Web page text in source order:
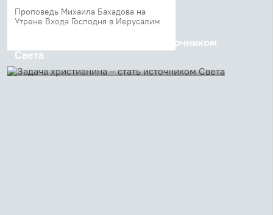
Проповедь Михаила Бахадова на
Утрене Входа Господня в Иерусалим
21 апреля 2021
Задача христианина – стать источником
Света